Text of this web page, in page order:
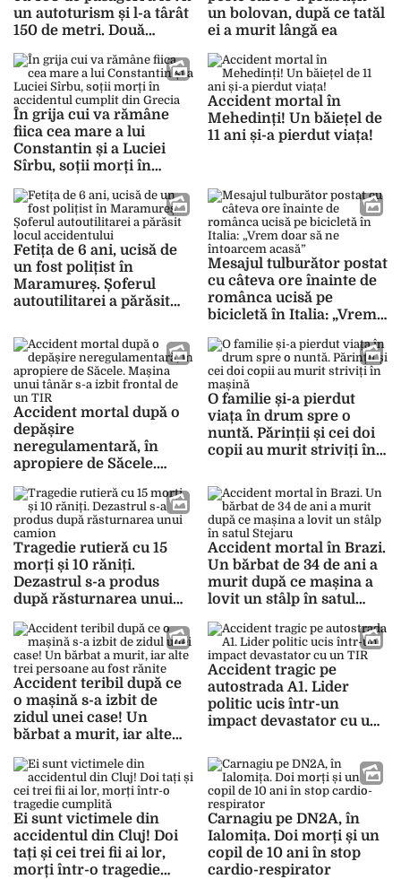
un autoturism și l-a târât
150 de metri. Două
un bolovan, după ce tatăl
ei a murit lângă ea
În grija cui va rămâne
fiica cea mare a lui
Constantin și a Luciei
Sîrbu, soții morți în
Grecia
Accident mortal în
Mehedinți! Un băiețel de
11 ani și-a pierdut viața!
Fetița de 6 ani, ucisă de
un fost polițist în
Maramureș. Șoferul
autoutilitarei a părăsit
Mesajul tulburător postat
cu câteva ore înainte de
românca ucisă pe
bicicletă în Italia: „Vrem
acasă”
Accident mortal după o
depășire
neregulamentară, în
apropiere de Săcele.
izbit frontal de un TIR
O familie și-a pierdut
viața în drum spre o
nuntă. Părinții și cei doi
copii au murit striviți în
Tragedie rutieră cu 15
morți și 10 răniți.
Dezastrul s-a produs
după răsturnarea unui
Accident mortal în Brazi.
Un bărbat de 34 de ani a
murit după ce mașina a
lovit un stâlp în satul
Accident teribil după ce
o mașină s-a izbit de
zidul unei case! Un
bărbat a murit, iar alte
rănite
Accident tragic pe
autostrada A1. Lider
politic ucis într-un
impact devastator cu un
Ei sunt victimele din
accidentul din Cluj! Doi
tați și cei trei fii ai lor,
morți într-o tragedie
Carnagiu pe DN2A, în
Ialomița. Doi morți și un
copil de 10 ani în stop
cardio-respirator